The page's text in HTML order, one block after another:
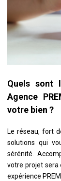
Quels sont
Agence
votre bien ?
Le réseau, fort
solutions qui
sérénité.
votre projet sera
expérience